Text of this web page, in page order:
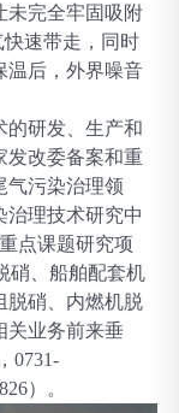
未完全牢固吸附
快速带走，同时
温后，外界噪音
的研发、生产和
发改委备案和重
气污染治理领
治理技术研究中
点课题研究项
硝、船舶配套机
脱硝、内燃机脱
关业务前来垂
0731-
）。